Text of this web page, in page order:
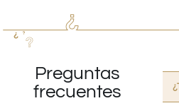
Preguntas
frecuentes